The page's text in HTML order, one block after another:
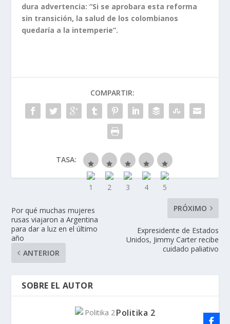
dura advertencia: “Si se aprobara esta reforma
sin transición, la salud de los colombianos
quedaría a la intemperie”.
COMPARTIR:
TASA:
Por qué muchas mujeres
rusas viajaron a Argentina
para dar a luz en el último
año
ANTERIOR
PRÓXIMO
Expresidente de Estados
Unidos, Jimmy Carter recibe
cuidado paliativo
SOBRE EL AUTOR
Politika 2